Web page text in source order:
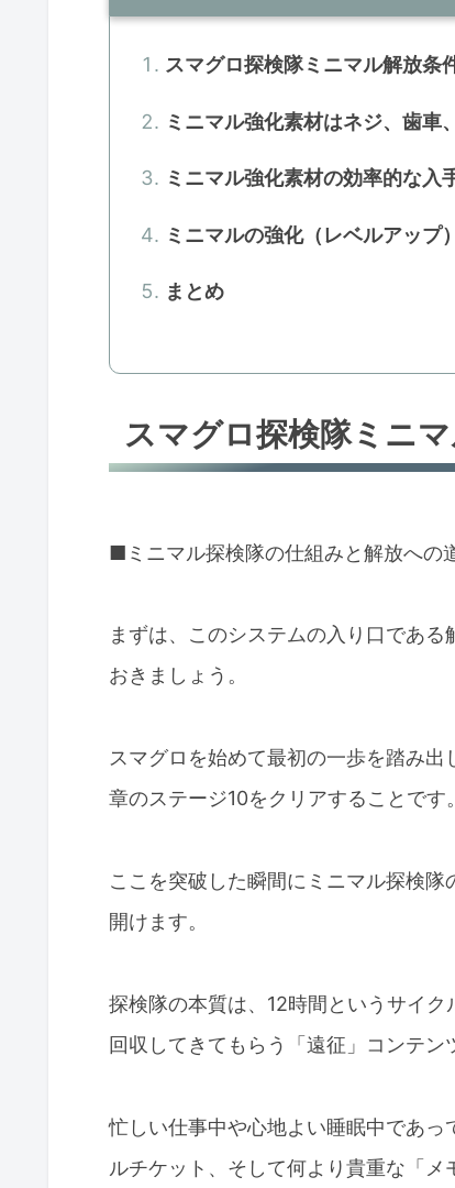
スマグロ探検隊ミニマル解放条
ミニマル強化素材はネジ、歯車
ミニマル強化素材の効率的な入
ミニマルの強化（レベルアップ
まとめ
スマグロ探検隊ミニ
■ミニマル探検隊の仕組みと解放への
まずは、このシステムの入り口であ
おきましょう。
スマグロを始めて最初の一歩を踏み
章のステージ10をクリアすることです。
ここを突破した瞬間にミニマル探検
開けます。
探検隊の本質は、12時間というサイ
回収してきてもらう「遠征」コンテン
忙しい仕事中や心地よい睡眠中であ
ルチケット、そして何より貴重な「メ